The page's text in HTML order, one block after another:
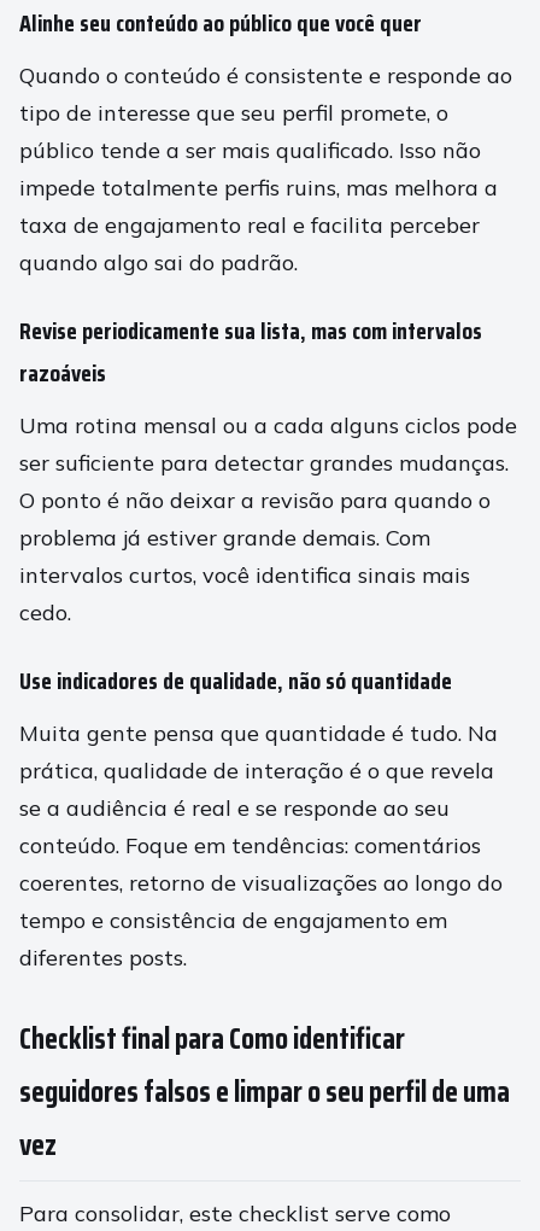
Alinhe seu conteúdo ao público que você quer
Quando o conteúdo é consistente e responde ao
tipo de interesse que seu perfil promete, o
público tende a ser mais qualificado. Isso não
impede totalmente perfis ruins, mas melhora a
taxa de engajamento real e facilita perceber
quando algo sai do padrão.
Revise periodicamente sua lista, mas com intervalos
razoáveis
Uma rotina mensal ou a cada alguns ciclos pode
ser suficiente para detectar grandes mudanças.
O ponto é não deixar a revisão para quando o
problema já estiver grande demais. Com
intervalos curtos, você identifica sinais mais
cedo.
Use indicadores de qualidade, não só quantidade
Muita gente pensa que quantidade é tudo. Na
prática, qualidade de interação é o que revela
se a audiência é real e se responde ao seu
conteúdo. Foque em tendências: comentários
coerentes, retorno de visualizações ao longo do
tempo e consistência de engajamento em
diferentes posts.
Checklist final para Como identificar
seguidores falsos e limpar o seu perfil de uma
vez
Para consolidar, este checklist serve como